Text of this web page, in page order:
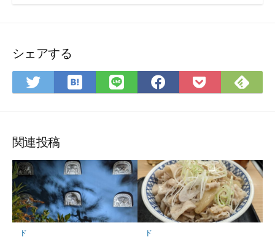
シェアする
Twitter
で
ア
は
て
マ
ー
ク
に
保
LINE
で
Facebook
で
Pocket
に
で
関連投稿
ド ド